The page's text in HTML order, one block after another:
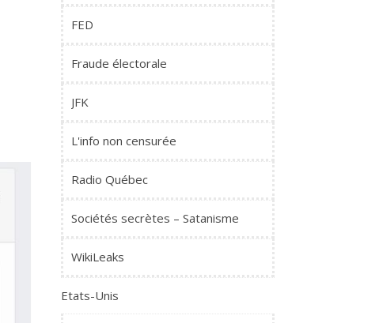
FED
Fraude électorale
JFK
L'info non censurée
Radio Québec
Sociétés secrètes – Satanisme
WikiLeaks
Etats-Unis